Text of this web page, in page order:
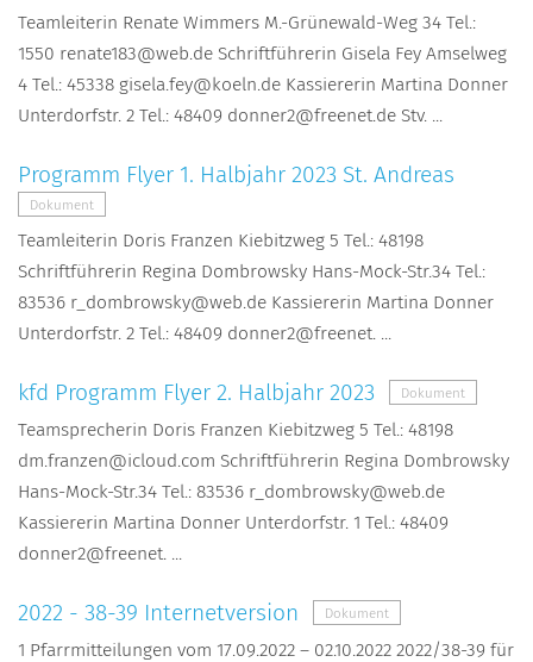
Teamleiterin Renate Wimmers M.-Grünewald-Weg 34 Tel.:
1550 renate183@web.de Schriftführerin Gisela Fey Amselweg
4 Tel.: 45338 gisela.fey@koeln.de Kassiererin Martina Donner
Unterdorfstr. 2 Tel.: 48409 donner2@freenet.de Stv. ...
Programm Flyer 1. Halbjahr 2023 St. Andreas
Dokument
Teamleiterin Doris Franzen Kiebitzweg 5 Tel.: 48198
Schriftführerin Regina Dombrowsky Hans-Mock-Str.34 Tel.:
83536 r_dombrowsky@web.de Kassiererin Martina Donner
Unterdorfstr. 2 Tel.: 48409 donner2@freenet. ...
kfd Programm Flyer 2. Halbjahr 2023 Dokument
Teamsprecherin Doris Franzen Kiebitzweg 5 Tel.: 48198
dm.franzen@icloud.com Schriftführerin Regina Dombrowsky
Hans-Mock-Str.34 Tel.: 83536 r_dombrowsky@web.de
Kassiererin Martina Donner Unterdorfstr. 1 Tel.: 48409
donner2@freenet. ...
2022 - 38-39 Internetversion Dokument
1 Pfarrmitteilungen vom 17.09.2022 – 02.10.2022 2022/38-39 für